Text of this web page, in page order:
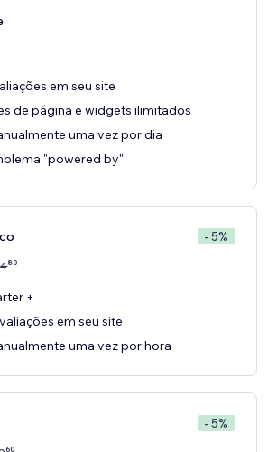
em seu site
de página e widgets ilimitados
uma vez por dia
"powered by"
- 5%
480
+
em seu site
uma vez por hora
- 5%
60